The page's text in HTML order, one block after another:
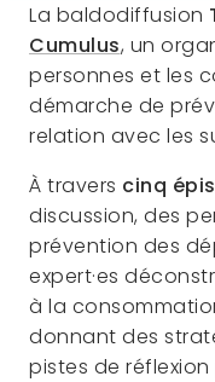
La baldodiffusion
Cumulus, un
personnes et les
démarche de
relation avec les
À travers cinq
discussion, des
prévention des
expert·es
à la
donnant des
pistes de